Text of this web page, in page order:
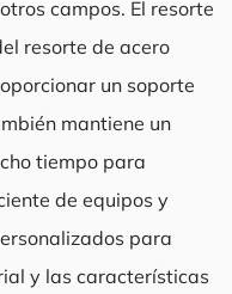
campos. El resorte
resorte de acero
un soporte
mantiene un
tiempo para
de equipos y
para
y las características